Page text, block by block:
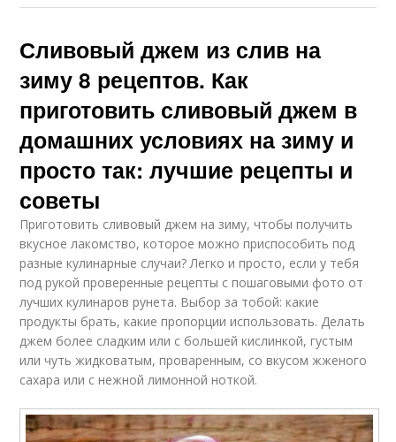
Сливовый джем из слив на
зиму 8 рецептов. Как
приготовить сливовый джем в
домашних условиях на зиму и
просто так: лучшие рецепты и
советы
Приготовить сливовый джем на зиму, чтобы получить
вкусное лакомство, которое можно приспособить под
разные кулинарные случаи? Легко и просто, если у тебя
под рукой проверенные рецепты с пошаговыми фото от
лучших кулинаров рунета. Выбор за тобой: какие
продукты брать, какие пропорции использовать. Делать
джем более сладким или с большей кислинкой, густым
или чуть жидковатым, проваренным, со вкусом жженого
сахара или с нежной лимонной ноткой.